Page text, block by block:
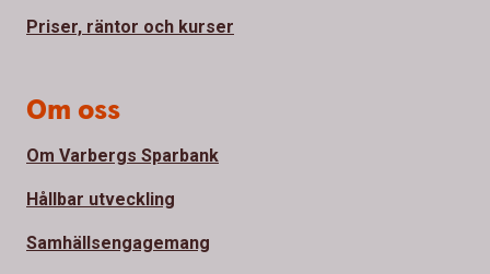
Priser, räntor och kurser
Om oss
Om Varbergs Sparbank
Hållbar utveckling
Samhällsengagemang